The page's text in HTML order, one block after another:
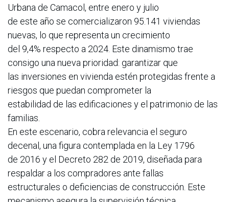
Urbana de Camacol, entre enero y julio
de este año se comercializaron 95.141 viviendas
nuevas, lo que representa un crecimiento
del 9,4% respecto a 2024. Este dinamismo trae
consigo una nueva prioridad: garantizar que
las inversiones en vivienda estén protegidas frente a
riesgos que puedan comprometer la
estabilidad de las edificaciones y el patrimonio de las
familias.
En este escenario, cobra relevancia el seguro
decenal, una figura contemplada en la Ley 1796
de 2016 y el Decreto 282 de 2019, diseñada para
respaldar a los compradores ante fallas
estructurales o deficiencias de construcción. Este